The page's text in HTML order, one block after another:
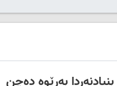
بەڕێوە دەچن